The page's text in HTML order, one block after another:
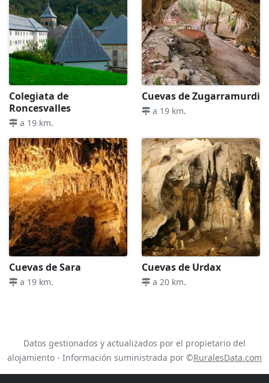
Colegiata de
Roncesvalles
a 19 km.
Cuevas de Zugarramurdi
a 19 km.
Cuevas de Sara
a 19 km.
Cuevas de Urdax
a 20 km.
Datos gestionados y actualizados por el propietario del
alojamiento - Información suministrada por ©RuralesData.com